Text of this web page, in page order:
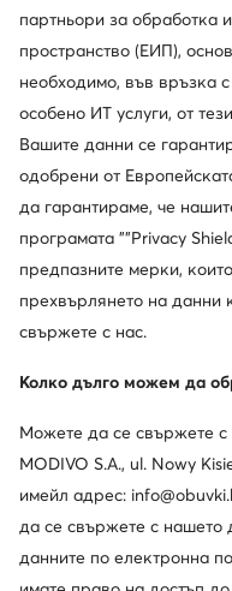
Смени
За нас
Информации
©
Регламент
партньори за обработка
пространство (ЕИП),
необходимо, във връзка
особено ИТ услуги, от
Вашите данни се
одобрени от
да гарантираме, че
програмата ""Privacy
предпазните мерки,
прехвърлянето на
свържете с нас.
Колко дълго можем да
Можете да се свържете
MODIVO S.A., ul. Nowy
имейл адрес:
да се свържете с нашето
данните по електронна